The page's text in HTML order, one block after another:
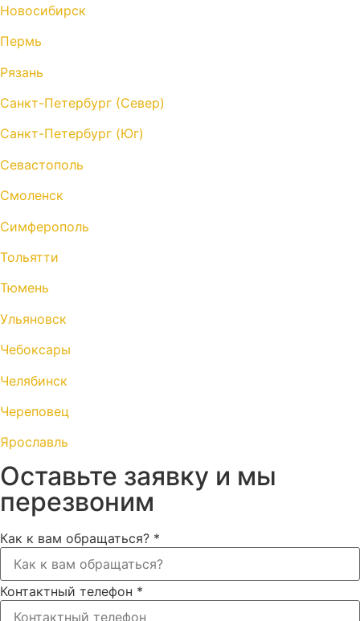
Новосибирск
Пермь
Рязань
Санкт-Петербург (Север)
Санкт-Петербург (Юг)
Севастополь
Смоленск
Симферополь
Тольятти
Тюмень
Ульяновск
Чебоксары
Челябинск
Череповец
Ярославль
Оставьте заявку и мы
перезвоним
Как к вам обращаться? *
Контактный телефон *